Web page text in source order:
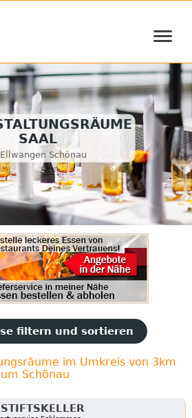
≡
SAAL
Schönau
filtern und sortieren
im Umkreis von 3km
um Schönau